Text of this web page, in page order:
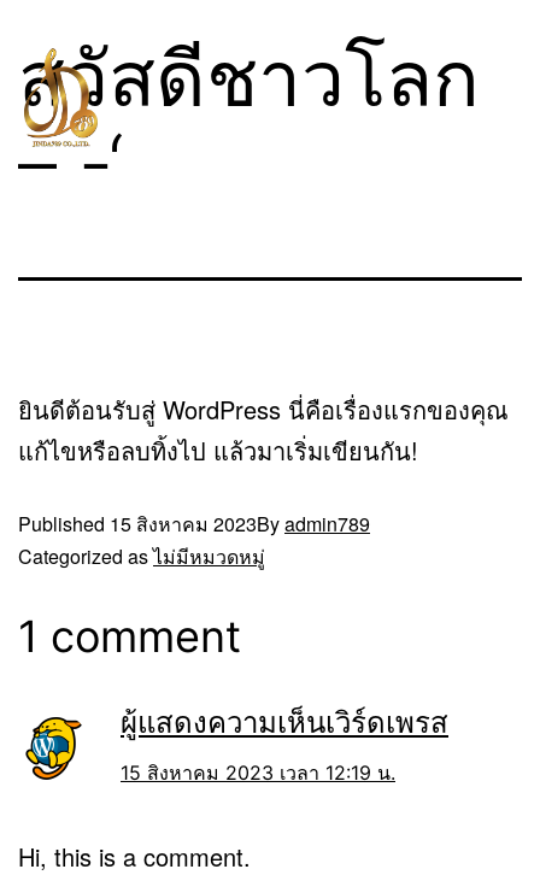
สวัสดีชาวโลก
– -‘
ยินดีต้อนรับสู่ WordPress นี่คือเรื่องแรกของคุณ
แก้ไขหรือลบทิ้งไป แล้วมาเริ่มเขียนกัน!
Published 15 สิงหาคม 2023Byadmin789
Categorized asไม่มีหมวดหมู่
1 comment
ผู้แสดงความเห็นเวิร์ดเพรส
15 สิงหาคม 2023 เวลา 12:19 น.
Hi, this is a comment.